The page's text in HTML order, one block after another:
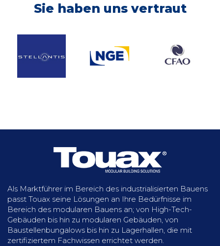
Baustelleneinrichtung.
Sie haben uns vertraut
Als Marktführer im Bereich des industrialisierten Bauens
passt Touax seine Lösungen an Ihre Bedürfnisse im
Bereich des modularen Bauens an; von High-Tech-
Gebäuden bis hin zu modularen Gebäuden, von
Baustellenbungalows bis hin zu Lagerhallen, die mit
zertifiziertem Fachwissen errichtet werden.